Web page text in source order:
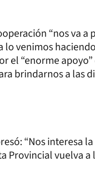
“nos va
venimos
el “enorme apoyo”
brindarnos a las
“Nos interesa
Provincial vuelva a